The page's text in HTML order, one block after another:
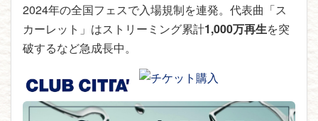
2024年の全国フェスで入場規制を連発。代表曲「ス
カーレット」はストリーミング累計1,000万再生を突
破するなど急成長中。